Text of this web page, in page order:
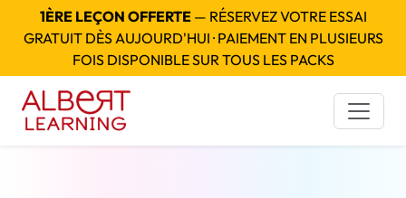
1ÈRE LEÇON OFFERTE— RÉSERVEZ VOTRE ESSAI
GRATUIT DÈS AUJOURD'HUI · PAIEMENT EN PLUSIEURS
FOIS DISPONIBLE SUR TOUS LES PACKS